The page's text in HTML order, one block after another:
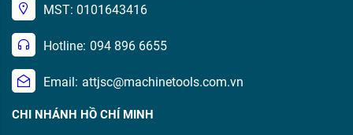
MST: 0101643416
Hotline: 094 896 6655
Email: attjsc@machinetools.com.vn
CHI NHÁNH HỒ CHÍ MINH